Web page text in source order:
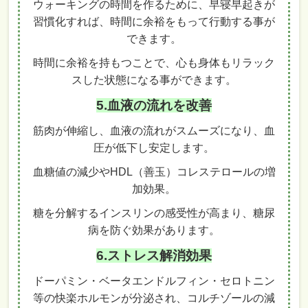
ウォーキングの時間を作るために、早寝早起きが
習慣化すれば、時間に余裕をもって行動する事が
できます。
時間に余裕を持もつことで、心も身体もリラック
スした状態になる事ができます。
5.血液の流れを改善
筋肉が伸縮し、血液の流れがスムーズになり、血
圧が低下し安定します。
血糖値の減少やHDL（善玉）コレステロールの増
加効果。
糖を分解するインスリンの感受性が高まり、糖尿
病を防ぐ効果があります。
6.ストレス解消効果
ドーパミン・ベータエンドルフィン・セロトニン
等の快楽ホルモンが分泌され、コルチゾールの減